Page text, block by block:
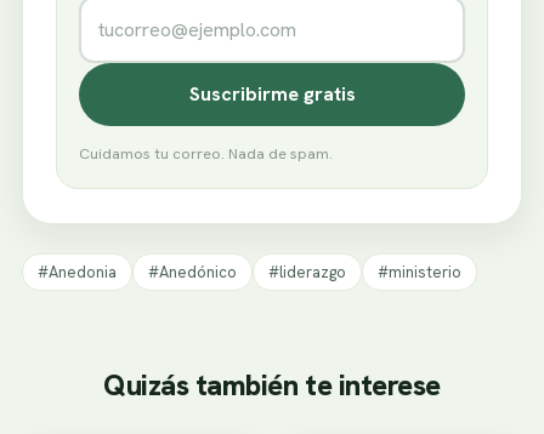
Correo electrónico
Suscribirme gratis
Cuidamos tu correo. Nada de spam.
#Anedonia #Anedónico #liderazgo #ministerio
Quizás también te interese